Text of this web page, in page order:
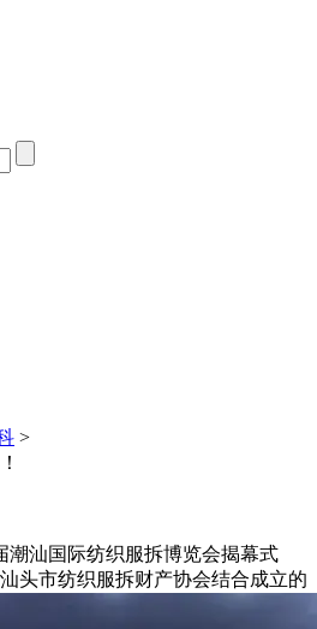
>
汕国际纺织服拆博览会揭幕式
头市纺织服拆财产协会结合成立的